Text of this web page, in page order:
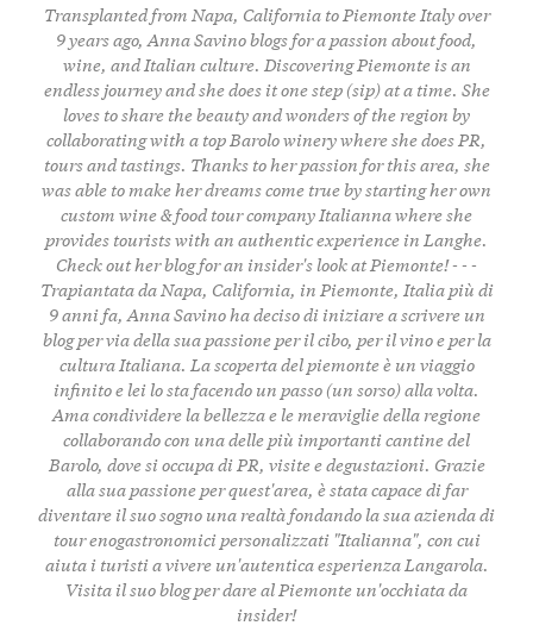
Transplanted from Napa, California to Piemonte Italy over
9 years ago, Anna Savino blogs for a passion about food,
wine, and Italian culture. Discovering Piemonte is an
endless journey and she does it one step (sip) at a time. She
loves to share the beauty and wonders of the region by
collaborating with a top Barolo winery where she does PR,
tours and tastings. Thanks to her passion for this area, she
was able to make her dreams come true by starting her own
custom wine & food tour companyItaliannawhere she
provides tourists with an authentic experience in Langhe.
Check out herblogfor an insider's look at Piemonte! - - -
Trapiantata da Napa, California, in Piemonte, Italia più di
9 anni fa, Anna Savino ha deciso di iniziare a scrivere un
blog per via della sua passione per il cibo, per il vino e per la
cultura Italiana. La scoperta del piemonte è un viaggio
infinito e lei lo sta facendo un passo (un sorso) alla volta.
Ama condividere la bellezza e le meraviglie della regione
collaborando con una delle più importanti cantine del
Barolo, dove si occupa di PR, visite e degustazioni. Grazie
alla sua passione per quest'area, è stata capace di far
diventare il suo sogno una realtà fondando la suaazienda di
tour enogastronomici personalizzati "Italianna", con cui
aiuta i turisti a vivere un'autentica esperienza Langarola.
Visita il suoblogper dare al Piemonte un'occhiata da
insider!